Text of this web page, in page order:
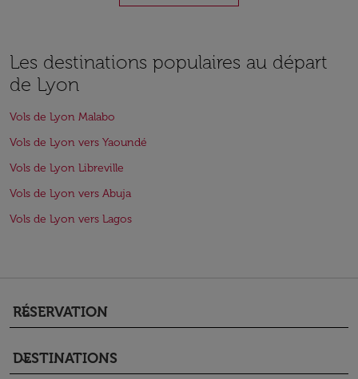
Les destinations populaires au départ
de Lyon
Vols de Lyon Malabo
Vols de Lyon vers Yaoundé
Vols de Lyon Libreville
Vols de Lyon vers Abuja
Vols de Lyon vers Lagos
RÉSERVATION
keyboard_arrow_down
DESTINATIONS
keyboard_arrow_down